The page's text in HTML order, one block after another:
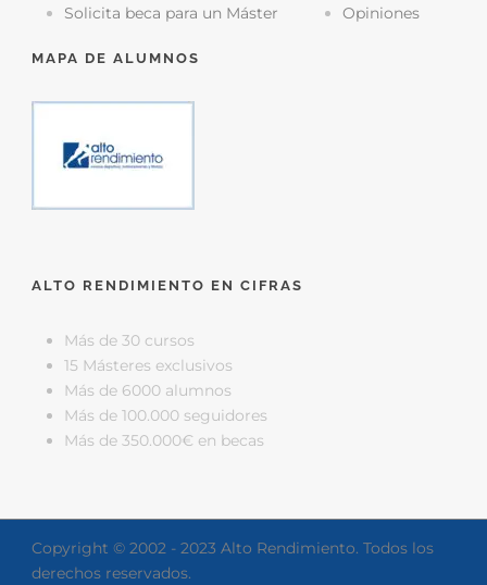
Solicita beca para un Máster
Opiniones
MAPA DE ALUMNOS
ALTO RENDIMIENTO EN CIFRAS
Más de 30 cursos
15 Másteres exclusivos
Más de 6000 alumnos
Más de 100.000 seguidores
Más de 350.000€ en becas
Copyright © 2002 - 2023 Alto Rendimiento. Todos los
derechos reservados.